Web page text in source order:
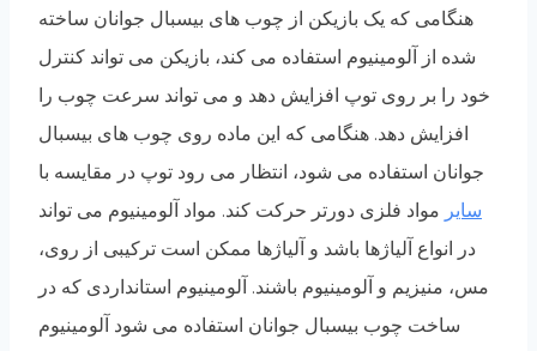
هنگامی که یک بازیکن از چوب های بیسبال جوانان ساخته
شده از آلومینیوم استفاده می کند، بازیکن می تواند کنترل
خود را بر روی توپ افزایش دهد و می تواند سرعت چوب را
افزایش دهد. هنگامی که این ماده روی چوب های بیسبال
جوانان استفاده می شود، انتظار می رود توپ در مقایسه با
سایر مواد فلزی دورتر حرکت کند. مواد آلومینیوم می تواند
در انواع آلیاژها باشد و آلیاژها ممکن است ترکیبی از روی،
مس، منیزیم و آلومینیوم باشند. آلومینیوم استانداردی که در
ساخت چوب بیسبال جوانان استفاده می شود آلومینیوم